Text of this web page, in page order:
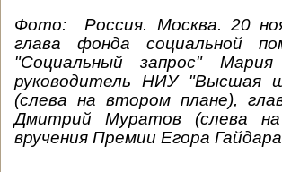
Фото: Россия. Москва. 20
глава фонда социальной
"Социальный запрос"
руководитель НИУ "Высшая
(слева на втором плане),
Дмитрий Муратов (слева
вручения Премии Егора